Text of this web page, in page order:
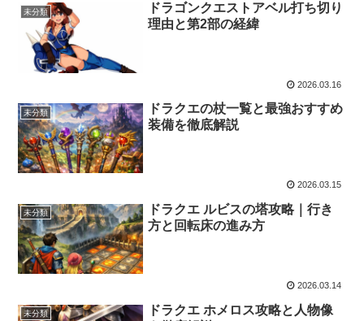
未分類
ドラゴンクエストアベル打ち切り
理由と第2部の経緯
2026.03.16
未分類
ドラクエの杖一覧と最強おすすめ
装備を徹底解説
2026.03.15
未分類
ドラクエ ルビスの塔攻略｜行き
方と回転床の進み方
2026.03.14
未分類
ドラクエ ホメロス攻略と人物像